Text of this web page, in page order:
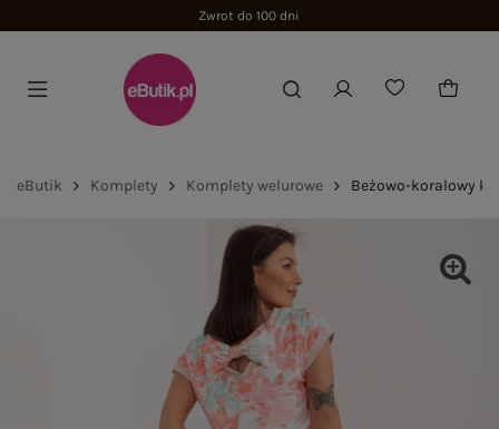
Zwrot do 100 dni
eButik Komplety Komplety welurowe Beżowo-koralowy